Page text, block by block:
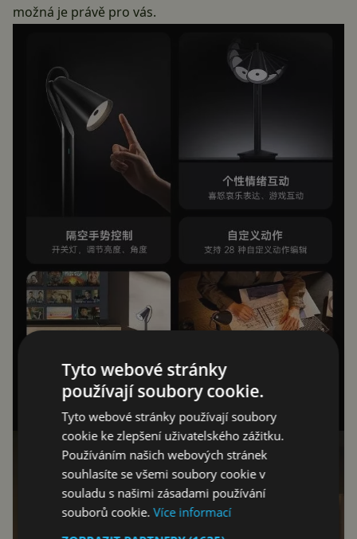
možná je právě pro vás.
Tyto webové stránky
používají soubory cookie.
Tyto webové stránky používají soubory
cookie ke zlepšení uživatelského zážitku.
Používáním našich webových stránek
souhlasíte se všemi soubory cookie v
souladu s našimi zásadami používání
souborů cookie.Více informací